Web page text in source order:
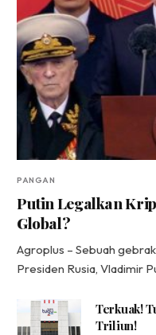
PANGAN
Putin Legalkan
Global?
Agroplus – Sebuah
Presiden Rusia, Vladimir
Terkuak!
Triliun!